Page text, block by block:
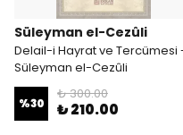
Süleyman el-Cezûli
Delail-i Hayrat ve Tercümesi
Süleyman el-Cezûli
%30
₺ 300.00
₺ 210.00